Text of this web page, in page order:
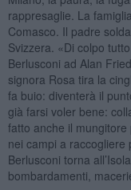
rappresaglie. La
Comasco. Il padre
Svizzera. «Di colpo
Berlusconi ad Alan
signora Rosa tira la
fa buio: diventerà il
già farsi voler bene:
fatto anche il
nei campi a raccogliere
Berlusconi torna
bombardamenti,